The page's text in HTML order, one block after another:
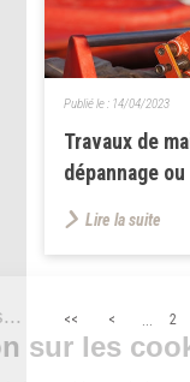
Travaux de
dépannage
Publié le : 14/04/2023
Lire la suite
<< < 2